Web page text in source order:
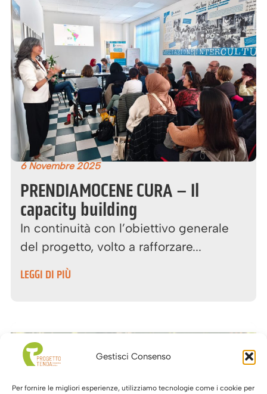
Gestisci Consenso
Per fornire le migliori esperienze, utilizziamo tecnologie come i cookie per
6 Novembre 2025
PRENDIAMOCENE CURA – Il
capacity building
In continuità con l’obiettivo generale
del progetto, volto a rafforzare...
LEGGI DI PIÙ